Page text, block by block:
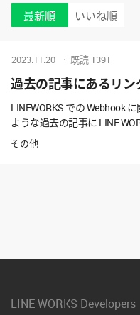
最新順 いいね順
過去の記事にあるリン
LINEWORKS での Webhook
ような過去の記事に LINE
クがあるのですが、Not
います。 - https://qiita.com/
でもやられてしまって
その他
2023.11.20 既読 1391
LINE WORKS Developers